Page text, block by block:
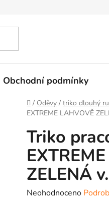
Obchodní podmínky
Domů
/ Oděvy / triko dlouhý
EXTREME LAHVOVĚ
Triko
ZELENÁ
Průměrné
Neohodnoceno